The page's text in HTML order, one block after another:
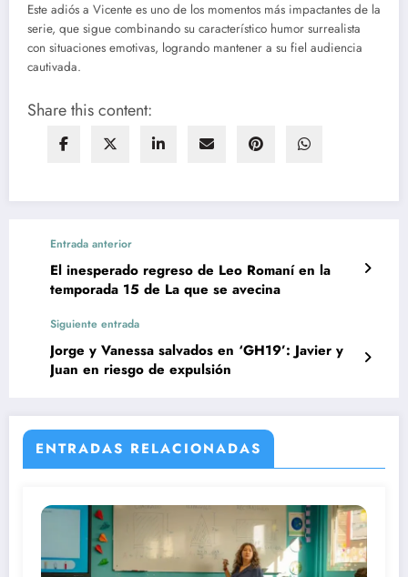
Este adiós a Vicente es uno de los momentos más impactantes de la
serie, que sigue combinando su característico humor surrealista
con situaciones emotivas, logrando mantener a su fiel audiencia
cautivada​.
Share this content:
Entrada anterior
El inesperado regreso de Leo Romaní en la
temporada 15 de La que se avecina
Siguiente entrada
Jorge y Vanessa salvados en ‘GH19’: Javier y
Juan en riesgo de expulsión
ENTRADAS RELACIONADAS